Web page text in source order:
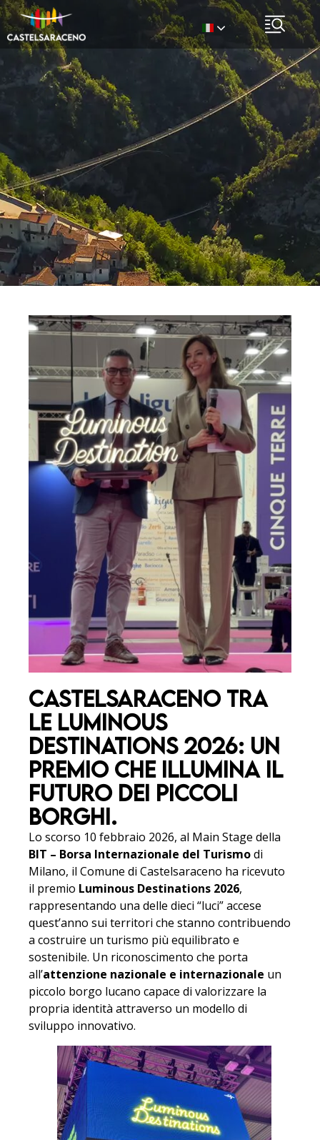
Italian
CASTELSARACENO TRA
LE LUMINOUS
DESTINATIONS 2026: UN
PREMIO CHE ILLUMINA IL
FUTURO DEI PICCOLI
BORGHI.
Lo scorso 10 febbraio 2026, al Main Stage della
BIT – Borsa Internazionale del Turismodi
Milano, il Comune di Castelsaraceno ha ricevuto
il premio Luminous Destinations 2026,
rappresentando una delle dieci “luci” accese
quest’anno sui territori che stanno contribuendo
a costruire un turismo più equilibrato e
sostenibile. Un riconoscimento che porta
all’attenzione nazionale e internazionale un
piccolo borgo lucano capace di valorizzare la
propria identità attraverso un modello di
sviluppo innovativo.